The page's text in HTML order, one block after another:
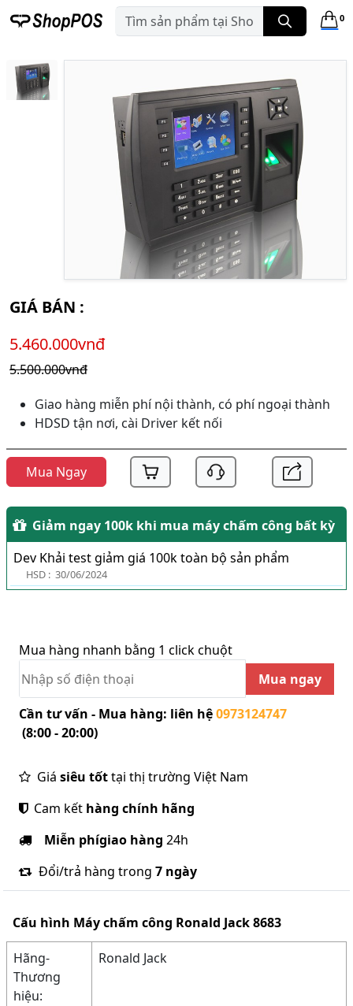
0
GIÁ BÁN :
5.460.000vnđ
5.500.000vnđ
Giao hàng miễn phí nội thành, có phí ngoại thành
HDSD tận nơi, cài Driver kết nối
Mua Ngay
Giảm ngay 100k khi mua máy chấm công bất kỳ
Dev Khải test giảm giá 100k toàn bộ sản phẩm
HSD : 30/06/2024
Mua hàng nhanh bằng 1 click chuột
Mua ngay
Cần tư vấn - Mua hàng: liên hệ0973124747
(8:00 - 20:00)
Giá siêu tốttại thị trường Việt Nam
Cam kết hàng chính hãng
Miễn phígiao hàng 24h
Đổi/trả hàng trong 7 ngày
Cấu hình Máy chấm công Ronald Jack 8683
Hãng-
Thương
hiệu:
Ronald Jack